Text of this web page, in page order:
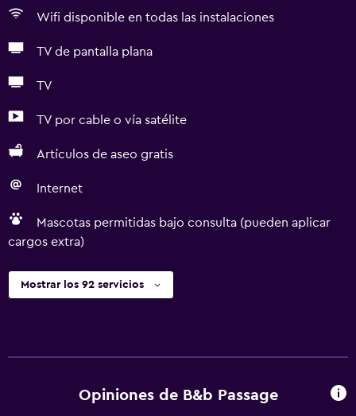
Wifi disponible en todas las instalaciones
TV de pantalla plana
TV
TV por cable o vía satélite
Artículos de aseo gratis
Internet
Mascotas permitidas bajo consulta (pueden aplicar
cargos extra)
Mostrar los 92 servicios
Opiniones de B&b Passage